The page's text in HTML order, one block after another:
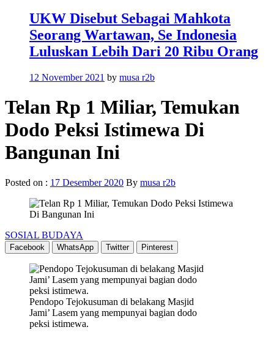
UKW Disebut Sebagai Mahkota
Seorang Wartawan, Se Indonesia
Luluskan Lebih Dari 20 Ribu Orang
12 November 2021 by musa r2b
Telan Rp 1 Miliar, Temukan
Dodo Peksi Istimewa Di
Bangunan Ini
Posted on : 17 Desember 2020 By musa r2b
SOSIAL BUDAYA
Facebook WhatsApp Twitter Pinterest
Pendopo Tejokusuman di belakang Masjid
Jami’ Lasem yang mempunyai bagian dodo
peksi istimewa.